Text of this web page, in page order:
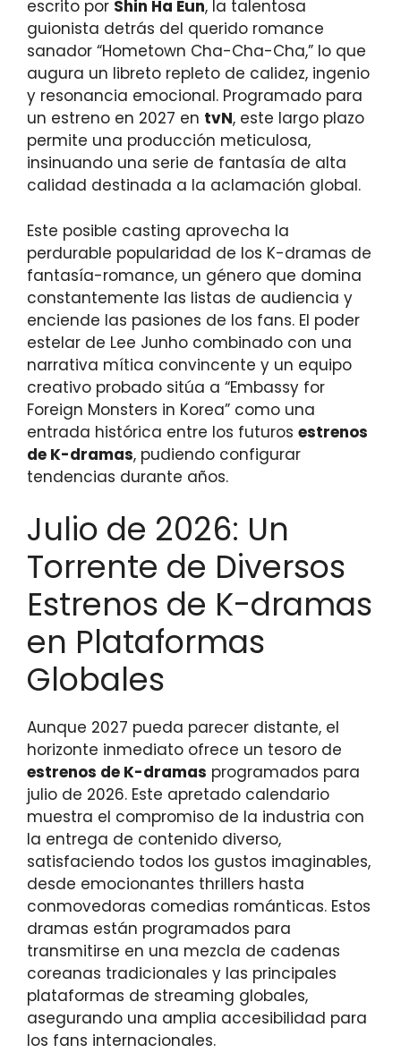
escrito por Shin Ha Eun, la talentosa
guionista detrás del querido romance
sanador “Hometown Cha-Cha-Cha,” lo que
augura un libreto repleto de calidez, ingenio
y resonancia emocional. Programado para
un estreno en 2027 en tvN, este largo plazo
permite una producción meticulosa,
insinuando una serie de fantasía de alta
calidad destinada a la aclamación global.
Este posible casting aprovecha la
perdurable popularidad de los K-dramas de
fantasía-romance, un género que domina
constantemente las listas de audiencia y
enciende las pasiones de los fans. El poder
estelar de Lee Junho combinado con una
narrativa mítica convincente y un equipo
creativo probado sitúa a “Embassy for
Foreign Monsters in Korea” como una
entrada histórica entre los futuros estrenos
de K-dramas, pudiendo configurar
tendencias durante años.
Julio de 2026: Un
Torrente de Diversos
Estrenos de K-dramas
en Plataformas
Globales
Aunque 2027 pueda parecer distante, el
horizonte inmediato ofrece un tesoro de
estrenos de K-dramas programados para
julio de 2026. Este apretado calendario
muestra el compromiso de la industria con
la entrega de contenido diverso,
satisfaciendo todos los gustos imaginables,
desde emocionantes thrillers hasta
conmovedoras comedias románticas. Estos
dramas están programados para
transmitirse en una mezcla de cadenas
coreanas tradicionales y las principales
plataformas de streaming globales,
asegurando una amplia accesibilidad para
los fans internacionales.